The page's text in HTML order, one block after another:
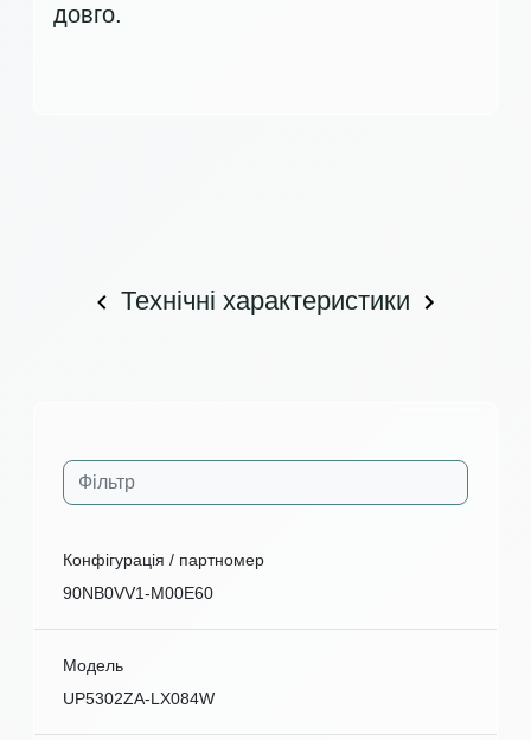
довго.
Технічні характеристики
Конфігурація / партномер
90NB0VV1-M00E60
Модель
UP5302ZA-LX084W